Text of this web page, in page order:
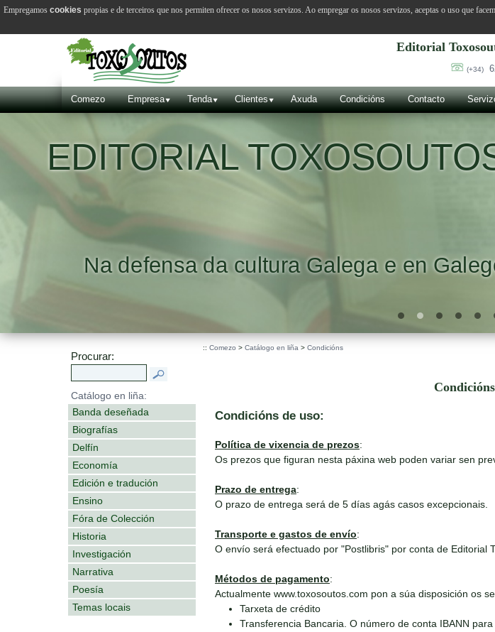
Editorial
(+34)
Comezo Empresa Tenda Clientes Axuda Condicións Contacto
EDITORIAL
Na defensa da cultura Galega e en
Procurar:
Catálogo en liña:
Banda deseñada
Biografías
Delfín
Economía
Edición e tradución
Ensino
Fóra de Colección
Historia
Investigación
Narrativa
Poesía
Temas locais
:: Comezo > Catálogo en liña > Condicións
Condicións de uso:
Política de vixencia de prezos:
Os prezos que figuran nesta páxina web poden variar sen
Prazo de entrega:
O prazo de entrega será de 5 días agás casos excepcionais.
Transporte e gastos de envío:
O envío será efectuado por "Postlibris" por conta de Editorial
Métodos de pagamento:
Actualmente www.toxosoutos.com pon a súa disposición os
Tarxeta de crédito
Transferencia Bancaria. O número de conta IBANN
Empregamos cookies propias e de terceiros que nos permiten ofrecer os nosos servizos. Ao empregar os nosos servizos, aceptas o uso que